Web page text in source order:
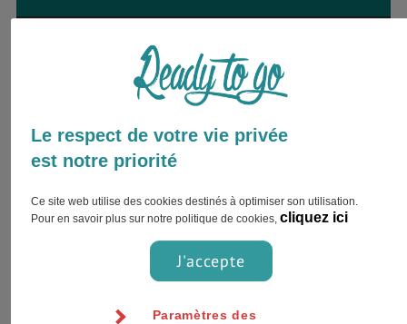
Envie d’être accompagné par
un expert ?
votre préférence pour le contact !
Le respect de votre vie privée
est notre priorité
Ce site web utilise des cookies destinés à optimiser son utilisation.
Pour en savoir plus sur notre politique de cookies, cliquez ici
J'accepte
Paramètres des